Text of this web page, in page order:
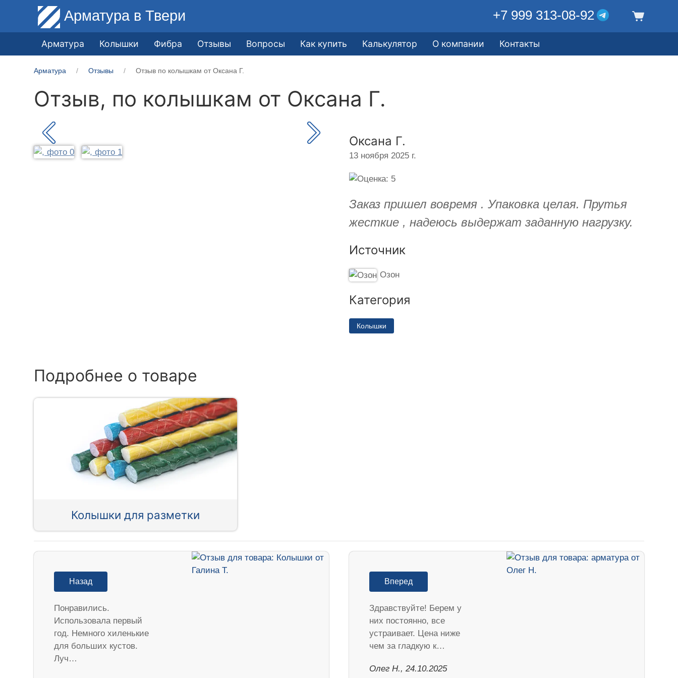
Арматура в Твери +7 999 313-08-92
Арматура Колышки Фибра Отзывы Вопросы Как купить Калькулятор О компании Контакты
Арматура Отзывы Отзыв по колышкам от Оксана Г.
Отзыв, по колышкам от Оксана Г.
Оксана Г.
13 ноября 2025 г.
Заказ пришел вовремя . Упаковка целая. Прутья
жесткие , надеюсь выдержат заданную нагрузку.
Источник
Озон
Категория
Колышки
Подробнее о товаре
Колышки для разметки
Назад
Понравились.
Использовала первый
год. Немного хиленькие
для больших кустов.
Луч…
Вперед
Здравствуйте! Берем у
них постоянно, все
устраивает. Цена ниже
чем за гладкую к…
Олег Н., 24.10.2025